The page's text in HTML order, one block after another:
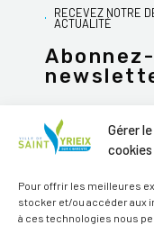
Gérer
cookies
Pour offrir les meilleures
stocker et/ou accéder aux
à ces technologies nous
RECEVEZ NOTRE
ACTUALITÉ
Alternative: